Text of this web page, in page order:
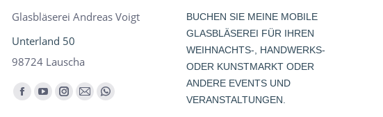
Glasbläserei Andreas Voigt
Unterland 50
98724 Lauscha
Finden Sie uns auf:
Facebook
YouTubeInstagram
E-
Whatsapp
BUCHEN SIE MEINE MOBILE
GLASBLÄSEREI FÜR IHREN
WEIHNACHTS-, HANDWERKS-
ODER KUNSTMARKT ODER
ANDERE EVENTS UND
VERANSTALTUNGEN.